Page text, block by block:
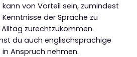
kann von Vorteil sein, zumindest
der Sprache zu
zurechtzukommen.
du auch englischsprachige
Anspruch nehmen.